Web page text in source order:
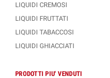
LIQUIDI CREMOSI
LIQUIDI FRUTTATI
LIQUIDI TABACCOSI
LIQUIDI GHIACCIATI
PRODOTTI PIU' VENDUTI